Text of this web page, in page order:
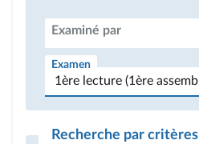
Examiné par
Examen
Recherche par critères